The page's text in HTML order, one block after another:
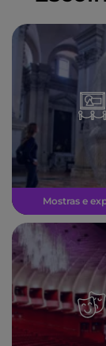
Mostras e